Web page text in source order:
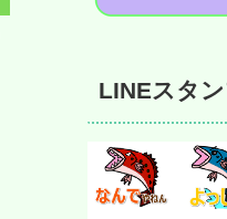
LINEスタン